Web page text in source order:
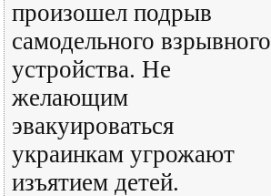
произошел подрыв
самодельного взрывного
устройства. Не
желающим
эвакуироваться
украинкам угрожают
изъятием детей.